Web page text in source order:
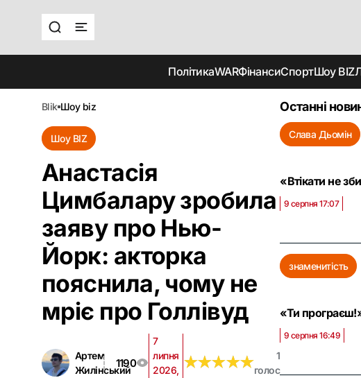
ПолітикаWARФінансиСпортШоу BIZ
blik шоу biz
Шоу BIZ
Анастасія
Цимбалару зробила
заяву про Нью-
Йорк: акторка
пояснила, чому не
мріє про Голлівуд
Артем
Жилінський
1190
7
липня
2026, ★★★★★
★★★★★
1
голос
Останні
Слава Дьомін
«Втікати не
9 серпня 17:07
знаменитість
«Ти
9 серпня 16:49